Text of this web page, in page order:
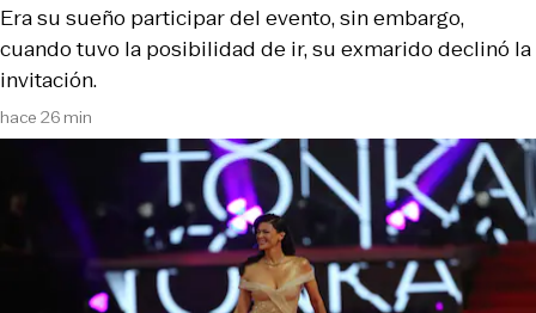
hace 26 min
Era su sueño participar del evento, sin embargo,
cuando tuvo la posibilidad de ir, su exmarido declinó la
invitación.